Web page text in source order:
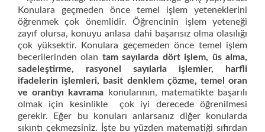
Konulara geçmeden önce temel işlem yeteneklerini
öğrenmek çok önemlidir. Öğrencinin işlem yeteneği
zayıf olursa, konuyu anlasa dahi başarısız olma olasılığı
çok yüksektir. Konulara geçemeden önce temel işlem
becerilerinden olan tam sayılarda dört işlem, üs alma,
sadeleştirme, rasyonel sayılarla işlemler, harfli
ifadelerin işlemleri, basit denklem çözme, temel oran
ve orantıyı kavrama konularının, matematikte başarılı
olmak için kesinlikle çok iyi derecede öğrenilmesi
gerekir. Eğer bu konuları anlarsanız diğer konularda
sıkıntı çekmezsiniz. İşte bu yüzden matematiği sıfırdan